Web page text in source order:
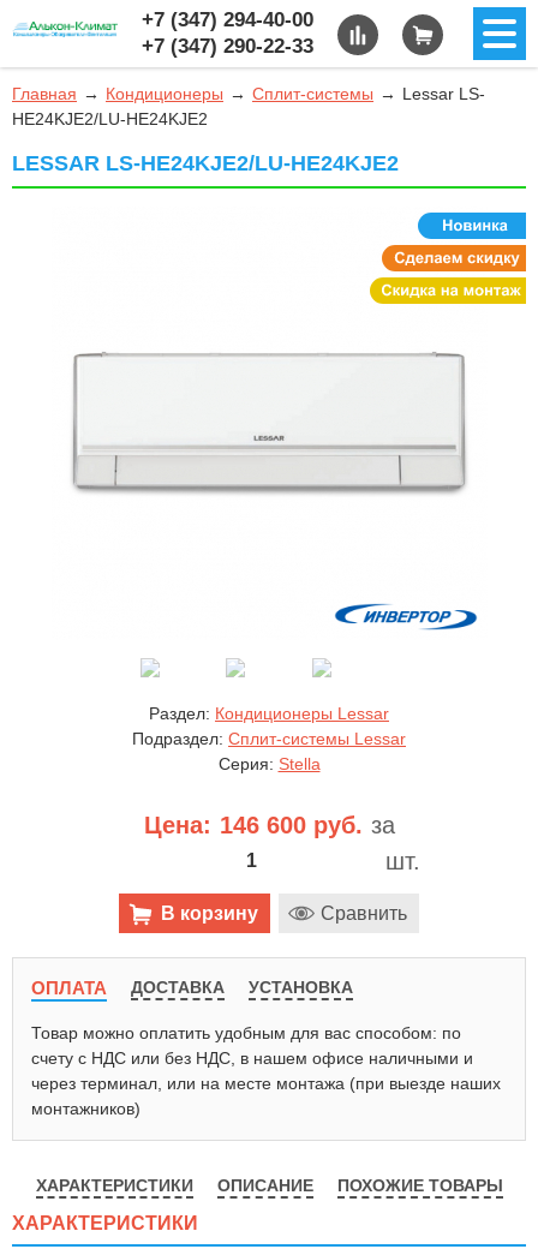
+7 (347) 294-40-00
+7 (347) 290-22-33
Главная Кондиционеры Сплит-системы
Lessar LS-
HE24KJE2/LU-HE24KJE2
LESSAR LS-HE24KJE2/LU-HE24KJE2
Раздел: Кондиционеры Lessar
Подраздел: Сплит-системы Lessar
Серия: Stella
Цена: 146 600 руб. за
шт.
В корзину Сравнить
ОПЛАТА ДОСТАВКА УСТАНОВКА
Товар можно оплатить удобным для вас способом: по
счету с НДС или без НДС, в нашем офисе наличными и
через терминал, или на месте монтажа (при выезде наших
монтажников)
ХАРАКТЕРИСТИКИ ОПИСАНИЕ ПОХОЖИЕ ТОВАРЫ
ХАРАКТЕРИСТИКИ